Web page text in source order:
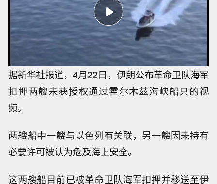
据新华社报道，4月22日，伊朗公布革命卫队海军
扣押两艘未获授权通过霍尔木兹海峡船只的视
频。
两艘船中一艘与以色列有关联，另一艘因未持有
必要许可被认为危及海上安全。
这两艘船目前已被革命卫队海军扣押并移送至伊